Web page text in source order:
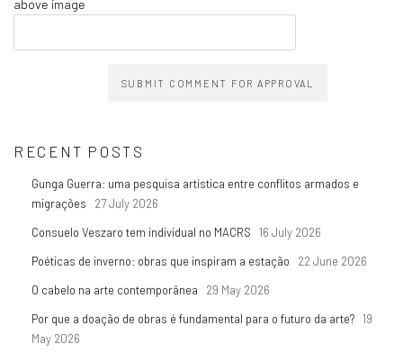
above image
SUBMIT COMMENT FOR APPROVAL
RECENT POSTS
Gunga Guerra: uma pesquisa artística entre conflitos armados e
migrações
27 July 2026
Consuelo Veszaro tem individual no MACRS
16 July 2026
Poéticas de inverno: obras que inspiram a estação
22 June 2026
O cabelo na arte contemporânea
29 May 2026
Por que a doação de obras é fundamental para o futuro da arte? 19
May 2026